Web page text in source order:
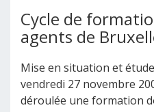
Cycle de
agents de
Mise en situation et
vendredi 27 novembre
déroulée une formation